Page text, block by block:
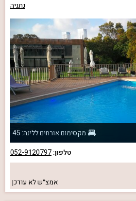
נתניה
מקסימום אורחים ללינה: 45
טלפון:052-9120797
אמצ״שלא עודכן